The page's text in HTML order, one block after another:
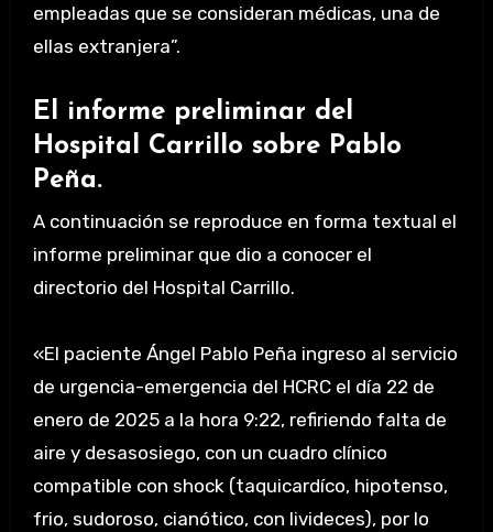
empleadas que se consideran médicas, una de
ellas extranjera”.
El informe preliminar del
Hospital Carrillo sobre Pablo
Peña.
A continuación se reproduce en forma textual el
informe preliminar que dio a conocer el
directorio del Hospital Carrillo.
«El paciente Ángel Pablo Peña ingreso al servicio
de urgencia-emergencia del HCRC el día 22 de
enero de 2025 a la hora 9:22, refiriendo falta de
aire y desasosiego, con un cuadro clínico
compatible con shock (taquicardíco, hipotenso,
frio, sudoroso, cianótico, con livideces), por lo